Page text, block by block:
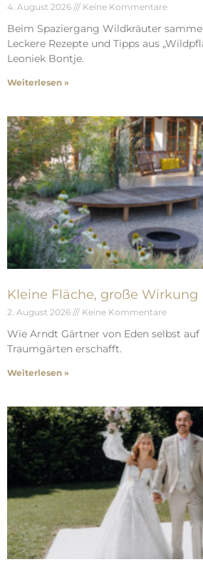
4. August 2026 Keine Kommentare
Beim Spaziergang Wildkräuter
Leckere Rezepte und Tipps aus
Leoniek Bontje.
Weiterlesen »
Kleine Fläche, große Wirkung
2. August 2026 Keine Kommentare
Wie Arndt Gärtner von Eden selbst
Traumgärten erschafft.
Weiterlesen »